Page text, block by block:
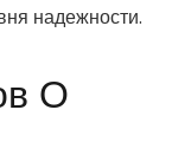
надежности.
О